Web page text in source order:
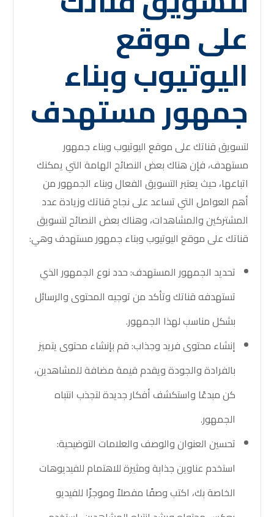
على موقع
اليوتيوب وبناء
جمهور مستهدف
لتسويق قناتك على موقع اليوتيوب وبناء جمهور
مستهدف، فإن هناك بعض النصائح الهامة التي يمكنك
اتباعها، حيث يعتبر التسويق الفعال وبناء الجمهور من
أهم العوامل التي تساعد على نجاح قناتك وزيادة عدد
المشتركين والمشاهدات، وهناك بعض النصائح لتسويق
قناتك على موقع اليوتيوب وبناء جمهور مستهدف وهي:
تحديد الجمهور المستهدف: حدد نوع الجمهور الذي
تستهدفه قناتك وتأكد من توجيه المحتوى والرسائل
بشكل مناسب لهذا الجمهور.
إنشاء محتوى فريد وجذاب: قم بإنشاء محتوى يتميز
بالفرادة والجودة ويقدم قيمة مضافة للمشاهدين،
كن مبدعًا واستكشف أفكار جديدة لتجذب انتباه
الجمهور.
تحسين العنوان والوصف والعلامات التوضيحية:
استخدم عناوين جذابة ومثيرة للاهتمام للفيديوهات
الخاصة بك، اكتب وصفًا مفصلاً وموجزًا للفيديو